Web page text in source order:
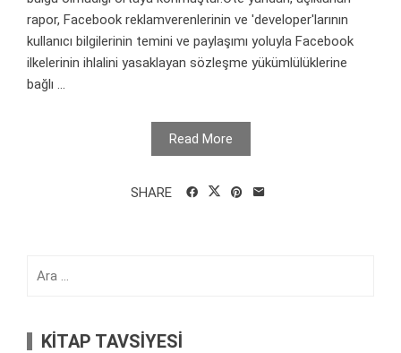
rapor, Facebook reklamverenlerinin ve 'developer'larının
kullanıcı bilgilerinin temini ve paylaşımı yoluyla Facebook
ilkelerinin ihlalini yasaklayan sözleşme yükümlülüklerine
bağlı ...
Read More
SHARE
KİTAP TAVSİYESİ